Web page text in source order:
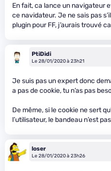
En fait, ca lance un navigateur
ce navidateur. Je ne sais pas
plugin pour FF, j’aurais trouvé
PtiDidi
Le 28/01/2020 à 23h21
Je suis pas un expert donc
a pas de cookie, tu n’as pas
De même, si le cookie ne sert
l’utilisateur, le bandeau n’est
loser
Le 28/01/2020 à 23h26